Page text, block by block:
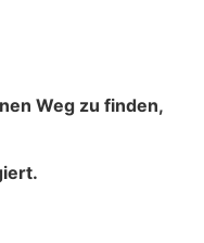
Weg zu finden,